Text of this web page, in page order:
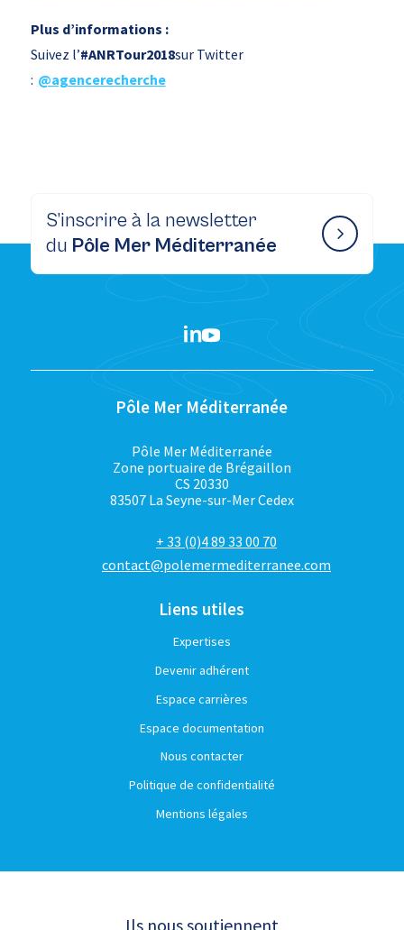
Plus d’informations :
Suivez l’#ANRTour2018sur Twitter
: @agencerecherche
S’inscrire à la newsletter
du Pôle Mer Méditerranée
Pôle Mer Méditerranée
Pôle Mer Méditerranée
Zone portuaire de Brégaillon
CS 20330
83507 La Seyne-sur-Mer Cedex
+ 33 (0)4 89 33 00 70
contact@polemermediterranee.com
Liens utiles
Expertises
Devenir adhérent
Espace carrières
Espace documentation
Nous contacter
Politique de confidentialité
Mentions légales
Ils nous soutiennent